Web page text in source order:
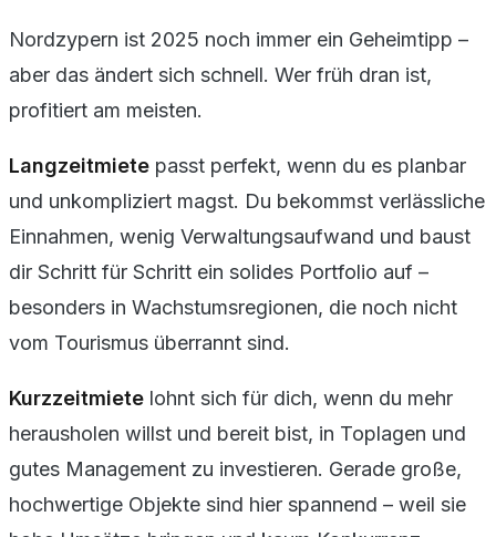
Nordzypern ist 2025 noch immer ein Geheimtipp –
aber das ändert sich schnell. Wer früh dran ist,
profitiert am meisten.
Langzeitmiete passt perfekt, wenn du es planbar
und unkompliziert magst. Du bekommst verlässliche
Einnahmen, wenig Verwaltungsaufwand und baust
dir Schritt für Schritt ein solides Portfolio auf –
besonders in Wachstumsregionen, die noch nicht
vom Tourismus überrannt sind.
Kurzzeitmiete lohnt sich für dich, wenn du mehr
herausholen willst und bereit bist, in Toplagen und
gutes Management zu investieren. Gerade große,
hochwertige Objekte sind hier spannend – weil sie